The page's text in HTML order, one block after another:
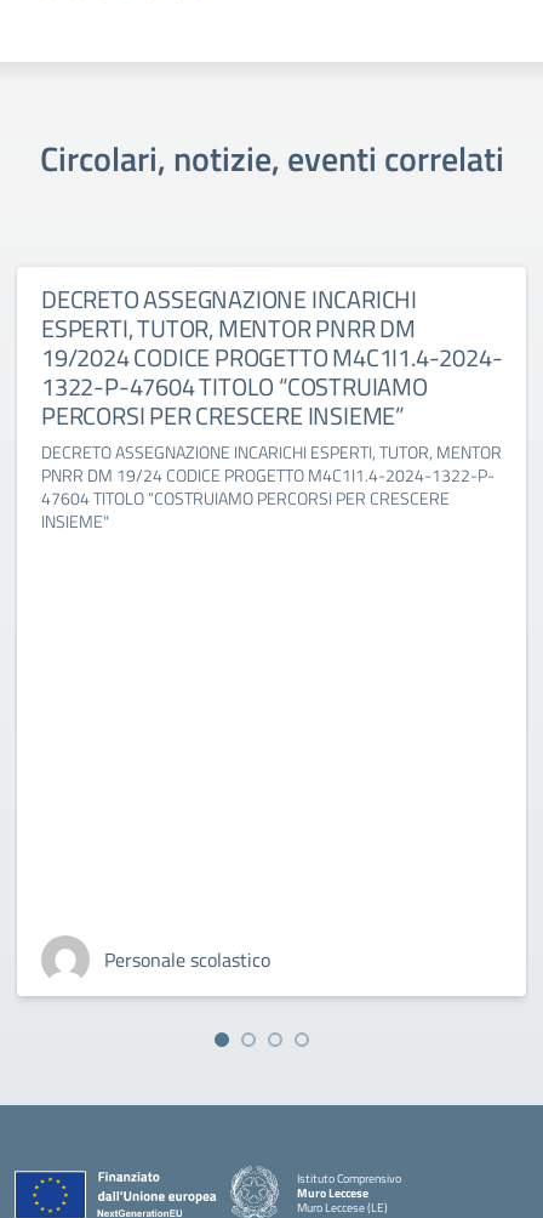
Circolari, notizie, eventi correlati
DECRETO ASSEGNAZIONE INCARICHI
ESPERTI, TUTOR, MENTOR PNRR DM
19/2024 CODICE PROGETTO M4C1I1.4-2024-
1322-P-47604 TITOLO “COSTRUIAMO
PERCORSI PER CRESCERE INSIEME”
DECRETO ASSEGNAZIONE INCARICHI ESPERTI, TUTOR, MENTOR
PNRR DM 19/24 CODICE PROGETTO M4C1I1.4-2024-1322-P-
47604 TITOLO “COSTRUIAMO PERCORSI PER CRESCERE
INSIEME"
Personale scolastico
Istituto Comprensivo
Muro Leccese
Muro Leccese (LE)